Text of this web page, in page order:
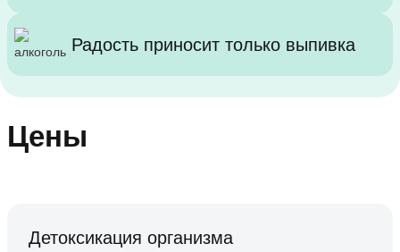
Радость приносит только выпивка
Цены
Детоксикация организма